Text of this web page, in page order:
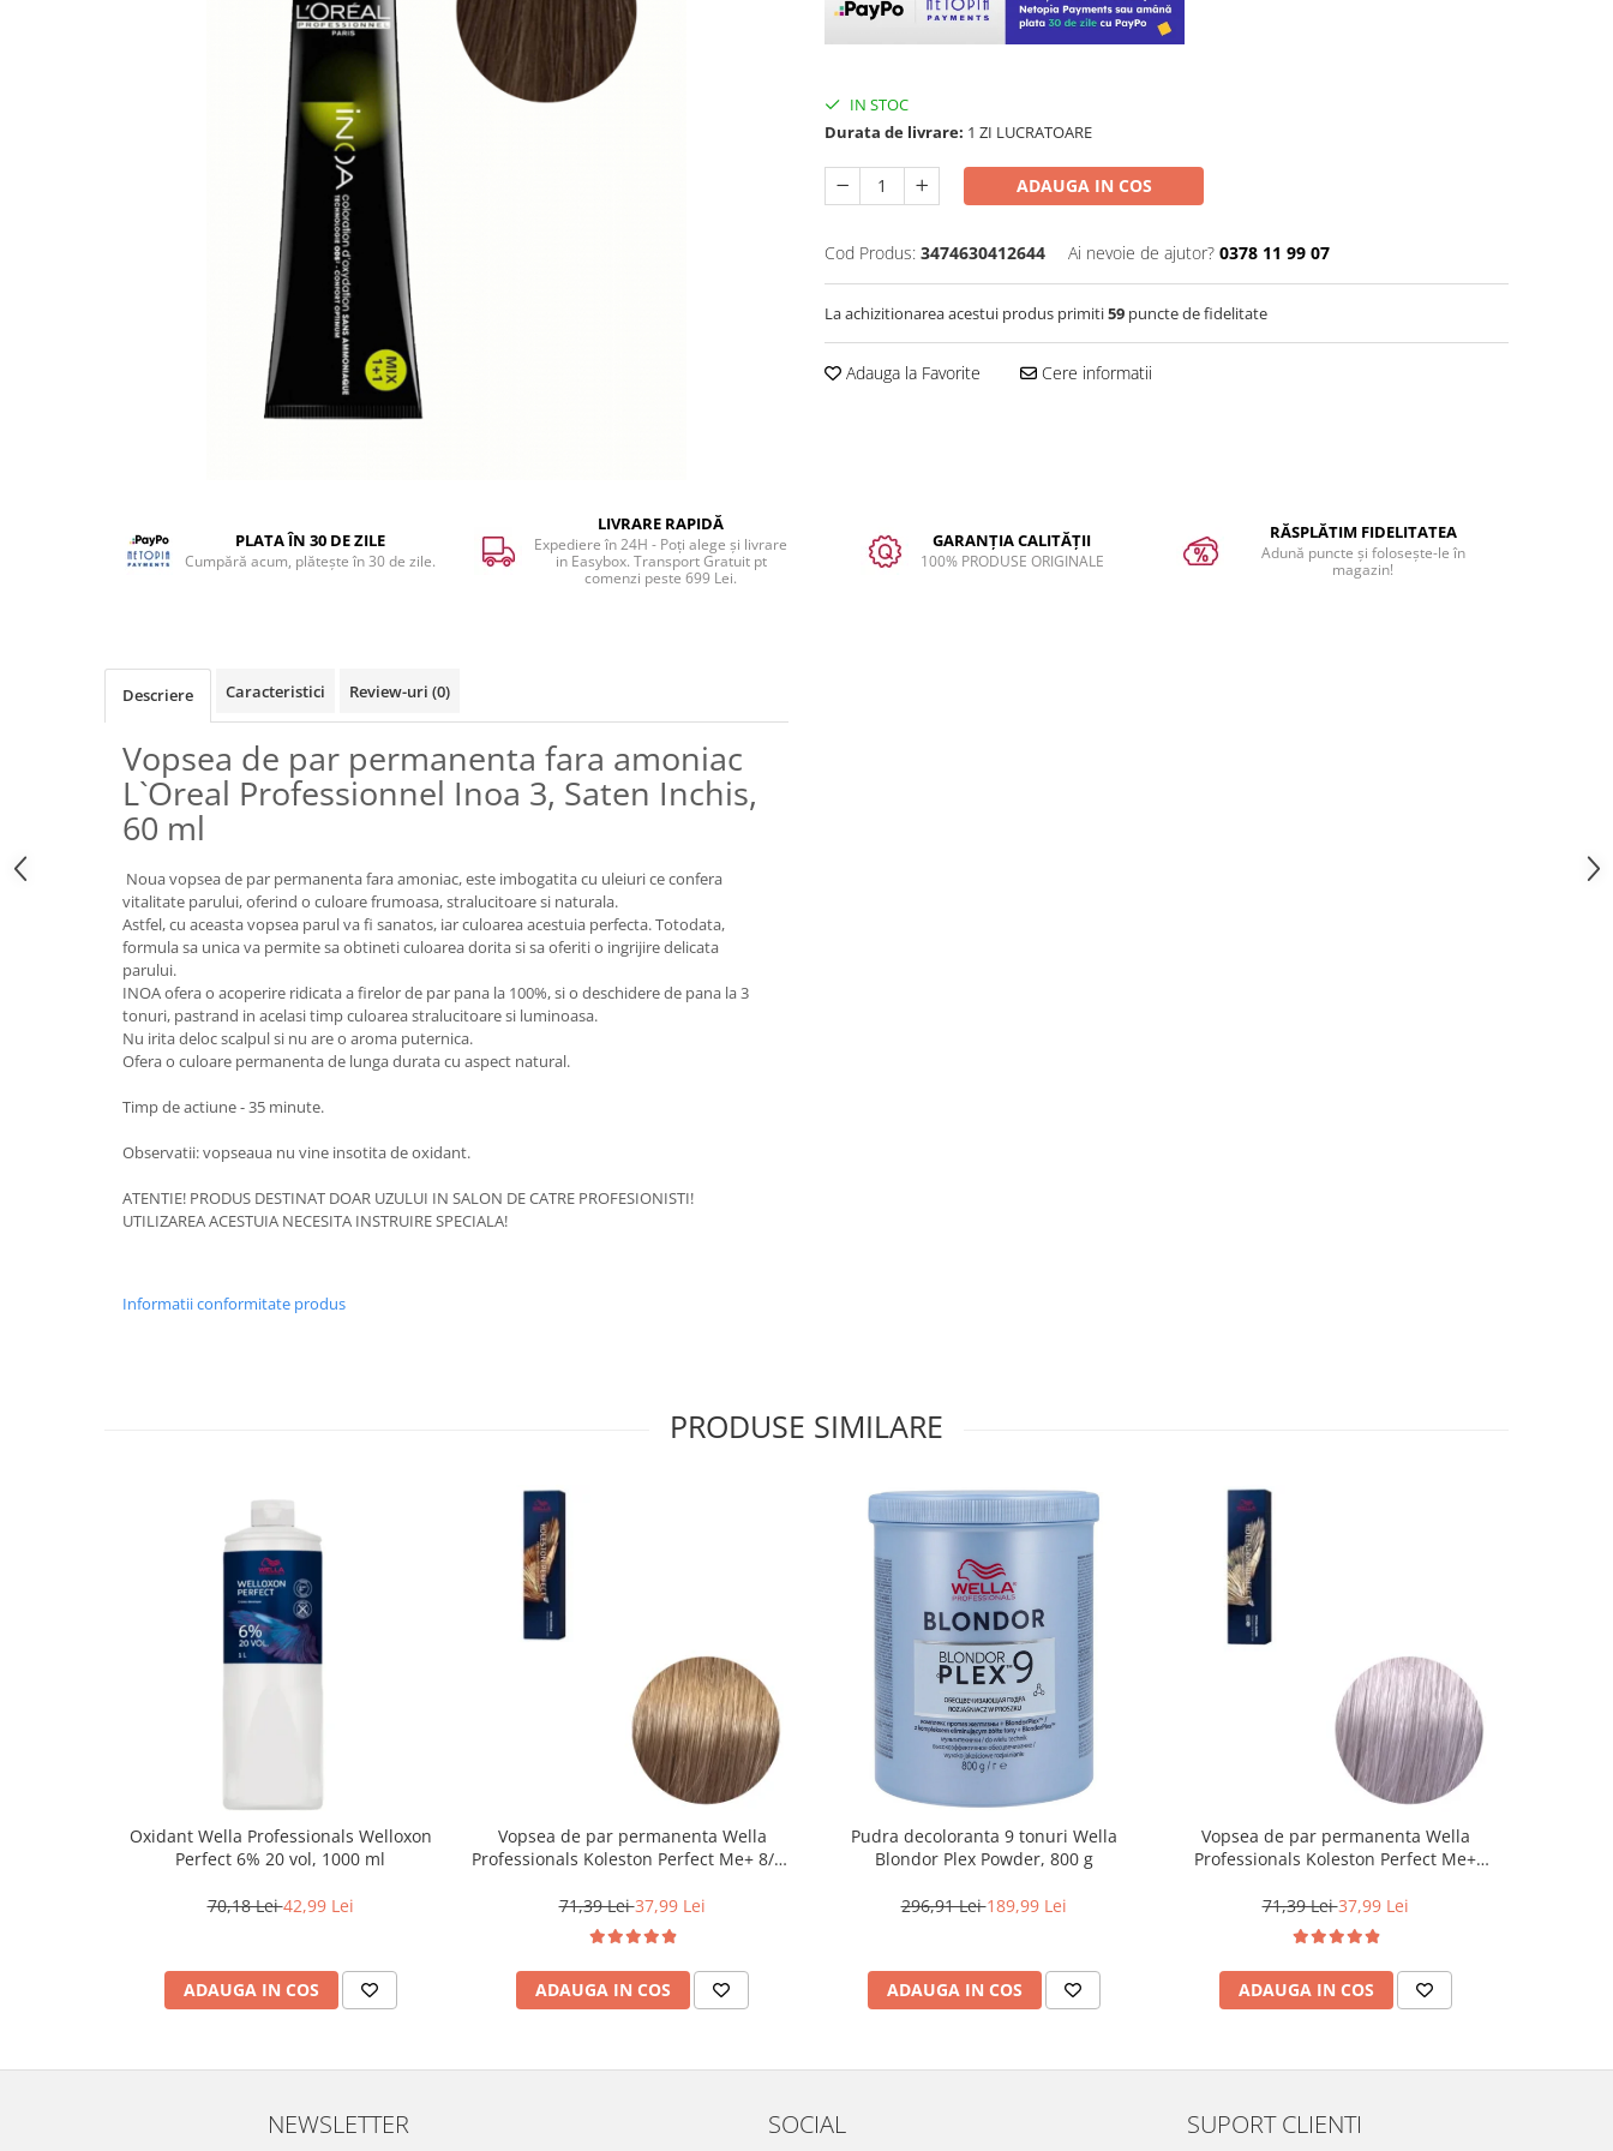
IN STOC
Durata de livrare: 1 ZI LUCRATOARE
ADAUGA IN COS
Cod Produs: 3474630412644 Ai nevoie de ajutor? 0378 11 99 07
La achizitionarea acestui produs primiti59 puncte de fidelitate
Adauga la Favorite Cere informatii
PLATA ÎN 30 DE ZILE
Cumpără acum, plătește în 30 de zile.
LIVRARE RAPIDĂ
Expediere în 24H - Poți alege și livrare
in Easybox. Transport Gratuit pt
comenzi peste 699 Lei.
GARANȚIA CALITĂȚII
100% PRODUSE ORIGINALE
RĂSPLĂTIM FIDELITATEA
Adună puncte și folosește-le în
magazin!
Descriere Caracteristici Review-uri (0)
Vopsea de par permanenta fara amoniac
L`Oreal Professionnel Inoa 3, Saten Inchis,
60 ml
Noua vopsea de par permanenta fara amoniac, este imbogatita cu uleiuri ce confera
vitalitate parului, oferind o culoare frumoasa, stralucitoare si naturala.
Astfel, cu aceasta vopsea parul va fi sanatos, iar culoarea acestuia perfecta. Totodata,
formula sa unica va permite sa obtineti culoarea dorita si sa oferiti o ingrijire delicata
parului.
INOA ofera o acoperire ridicata a firelor de par pana la 100%, si o deschidere de pana la 3
tonuri, pastrand in acelasi timp culoarea stralucitoare si luminoasa.
Nu irita deloc scalpul si nu are o aroma puternica.
Ofera o culoare permanenta de lunga durata cu aspect natural.
Timp de actiune - 35 minute.
Observatii: vopseaua nu vine insotita de oxidant.
ATENTIE! PRODUS DESTINAT DOAR UZULUI IN SALON DE CATRE PROFESIONISTI!
UTILIZAREA ACESTUIA NECESITA INSTRUIRE SPECIALA!
Informatii conformitate produs
PRODUSE SIMILARE
Oxidant Wella Professionals Welloxon
Perfect 6% 20 vol, 1000 ml
70,18 Lei42,99 Lei
ADAUGA IN COS
Vopsea de par permanenta Wella
Professionals Koleston Perfect Me+ 8/0 ,
71,39 Lei37,99 Lei
ADAUGA IN COS
Pudra decoloranta 9 tonuri Wella
Blondor Plex Powder, 800 g
296,91 Lei189,99 Lei
ADAUGA IN COS
Vopsea de par permanenta Wella
Professionals Koleston Perfect Me+
60 ml
71,39 Lei37,99 Lei
ADAUGA IN COS
NEWSLETTER SOCIAL SUPORT CLIENTI